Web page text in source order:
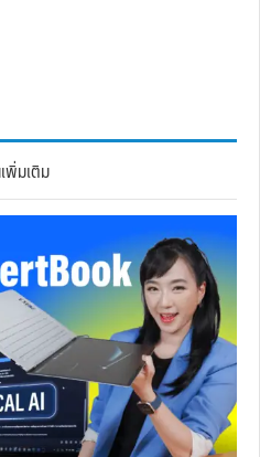
พิ่มเติม